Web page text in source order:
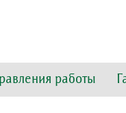
работы